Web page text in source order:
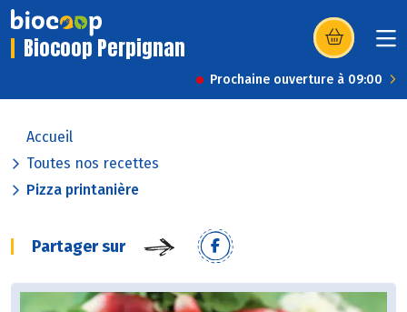
Biocoop Perpignan (s’ouvre dans
Prochaine ouverture à 09:00
Accueil
Toutes nos recettes
Pizza printanière
Partager sur